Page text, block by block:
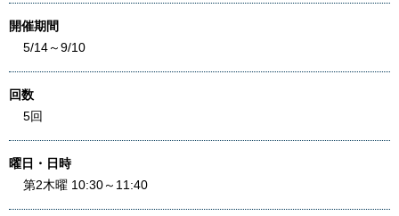
開催期間
5/14～9/10
回数
5回
曜日・日時
第2木曜 10:30～11:40